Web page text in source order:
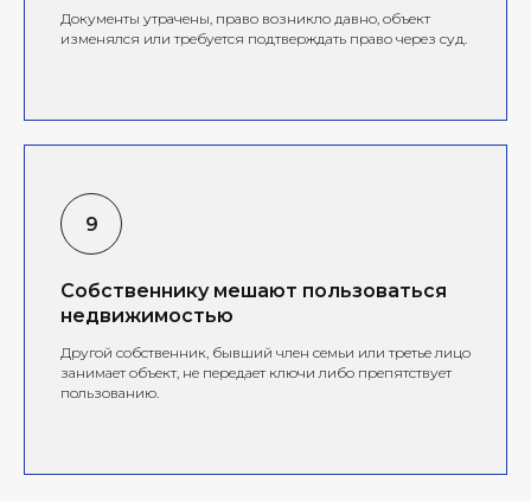
Документы утрачены, право возникло давно, объект
изменялся или требуется подтверждать право через суд.
Собственнику мешают пользоваться
недвижимостью
Другой собственник, бывший член семьи или третье лицо
занимает объект, не передает ключи либо препятствует
пользованию.